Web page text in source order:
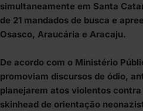
simultaneamente em Santa
de 21 mandados de busca e
Osasco, Araucária e Aracaju.
De acordo com o Ministério
promoviam discursos de ódio,
planejarem atos violentos
skinhead de orientação